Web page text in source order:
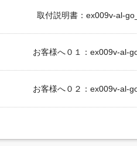
取付説明書：ex009v-al-
お客様へ０１：ex009v-al-
お客様へ０２：ex009v-al-